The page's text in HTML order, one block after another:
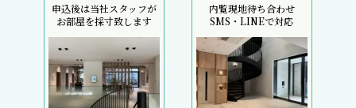
申込後は当社スタッフが
お部屋を採寸致します
内覧現地待ち合わせ
SMS・LINEで対応